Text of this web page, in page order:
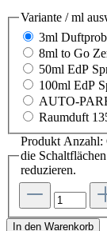
Variante / ml
3ml
8ml to Go
50ml EdP
100ml EdP
AUTO-
Raumduft
Produkt Anzahl:
die
reduzieren.
In den Warenkorb